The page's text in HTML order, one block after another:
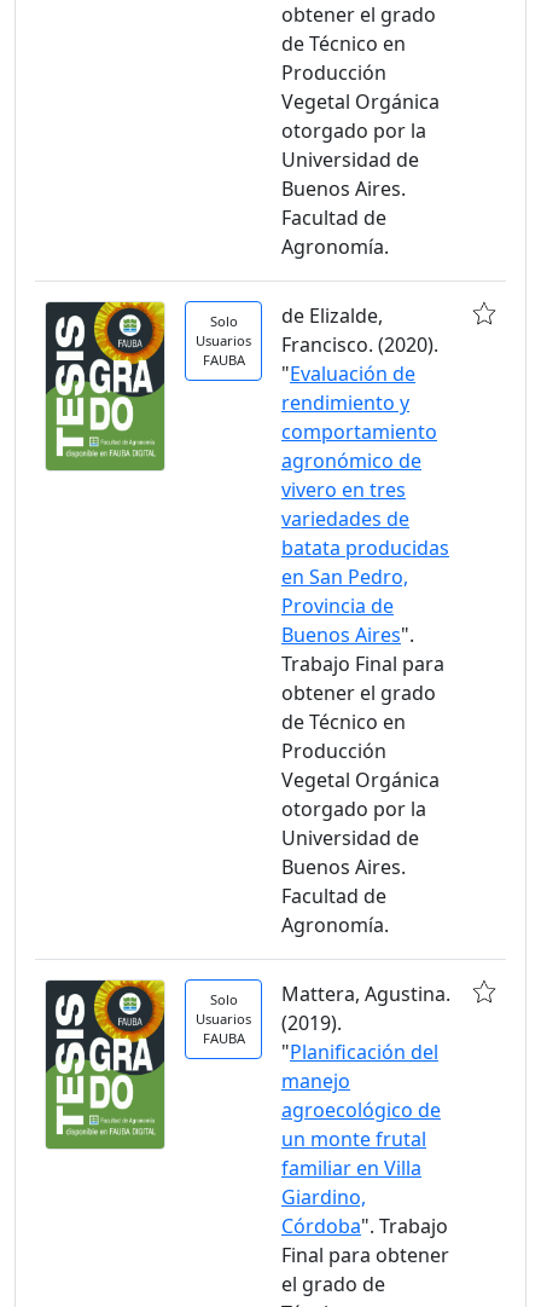
obtener el grado
de Técnico en
Producción
Vegetal Orgánica
otorgado por la
Universidad de
Buenos Aires.
Facultad de
Agronomía.
Solo
Usuarios
FAUBA
de Elizalde,
Francisco. (2020).
"Evaluación de
rendimiento y
comportamiento
agronómico de
vivero en tres
variedades de
batata producidas
en San Pedro,
Provincia de
Buenos Aires".
Trabajo Final para
obtener el grado
de Técnico en
Producción
Vegetal Orgánica
otorgado por la
Universidad de
Buenos Aires.
Facultad de
Agronomía.
Solo
Usuarios
FAUBA
Mattera, Agustina.
(2019).
"Planificación del
manejo
agroecológico de
un monte frutal
familiar en Villa
Giardino,
Córdoba". Trabajo
Final para obtener
el grado de